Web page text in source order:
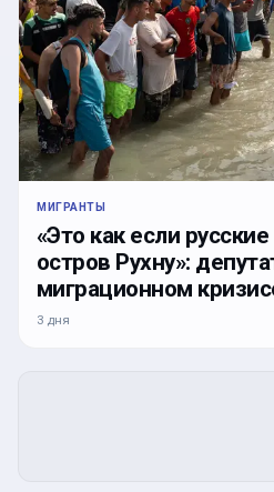
МИГРАНТЫ
«Это как если
остров Рухну»:
миграционном
3 дня